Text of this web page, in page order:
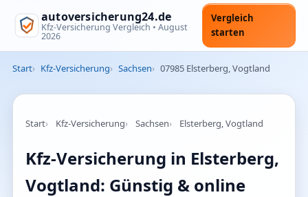
autoversicherung24.de
Kfz-Versicherung Vergleich • August
2026
Vergleich
starten
Start Kfz-Versicherung Sachsen 07985 Elsterberg, Vogtland
Start Kfz-Versicherung Sachsen Elsterberg, Vogtland
Kfz-Versicherung in Elsterberg,
Vogtland: Günstig & online